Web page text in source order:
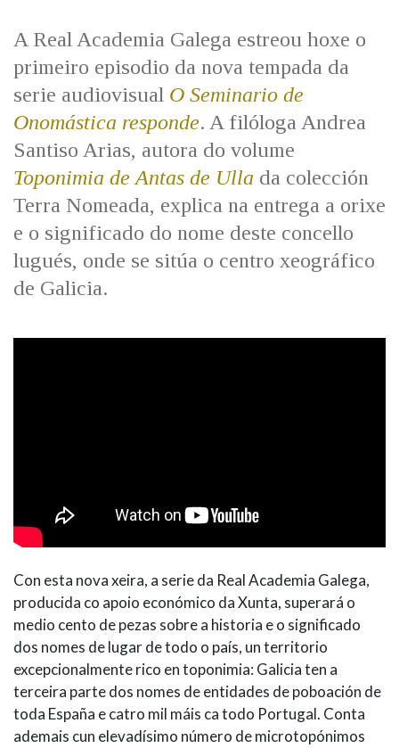
MARCIAL DEL ADALID
CASA-MUSEO EMILIA PARDO
BAZÁN
HISTORIA
PRIMAVERA DAS LETRAS
PORTAL DAS PALABRAS
A Real Academia Galega estreou hoxe o
primeiro episodio da nova tempada da
serie audiovisual O Seminario de
Onomástica responde. A filóloga Andrea
Santiso Arias, autora do volume
Toponimia de Antas de Ulla da colección
Terra Nomeada, explica na entrega a orixe
e o significado do nome deste concello
lugués, onde se sitúa o centro xeográfico
de Galicia.
Con esta nova xeira, a serie da Real Academia Galega,
producida co apoio económico da Xunta, superará o
medio cento de pezas sobre a historia e o significado
dos nomes de lugar de todo o país, un territorio
excepcionalmente rico en toponimia: Galicia ten a
terceira parte dos nomes de entidades de poboación de
toda España e catro mil máis ca todo Portugal. Conta
ademais cun elevadísimo número de microtopónimos